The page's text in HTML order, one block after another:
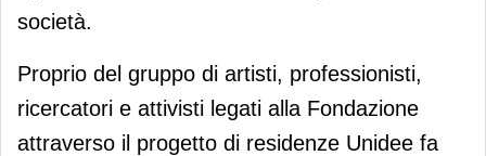
società.
Proprio del gruppo di artisti, professionisti,
ricercatori e attivisti legati alla Fondazione
attraverso il progetto di residenze Unidee fa